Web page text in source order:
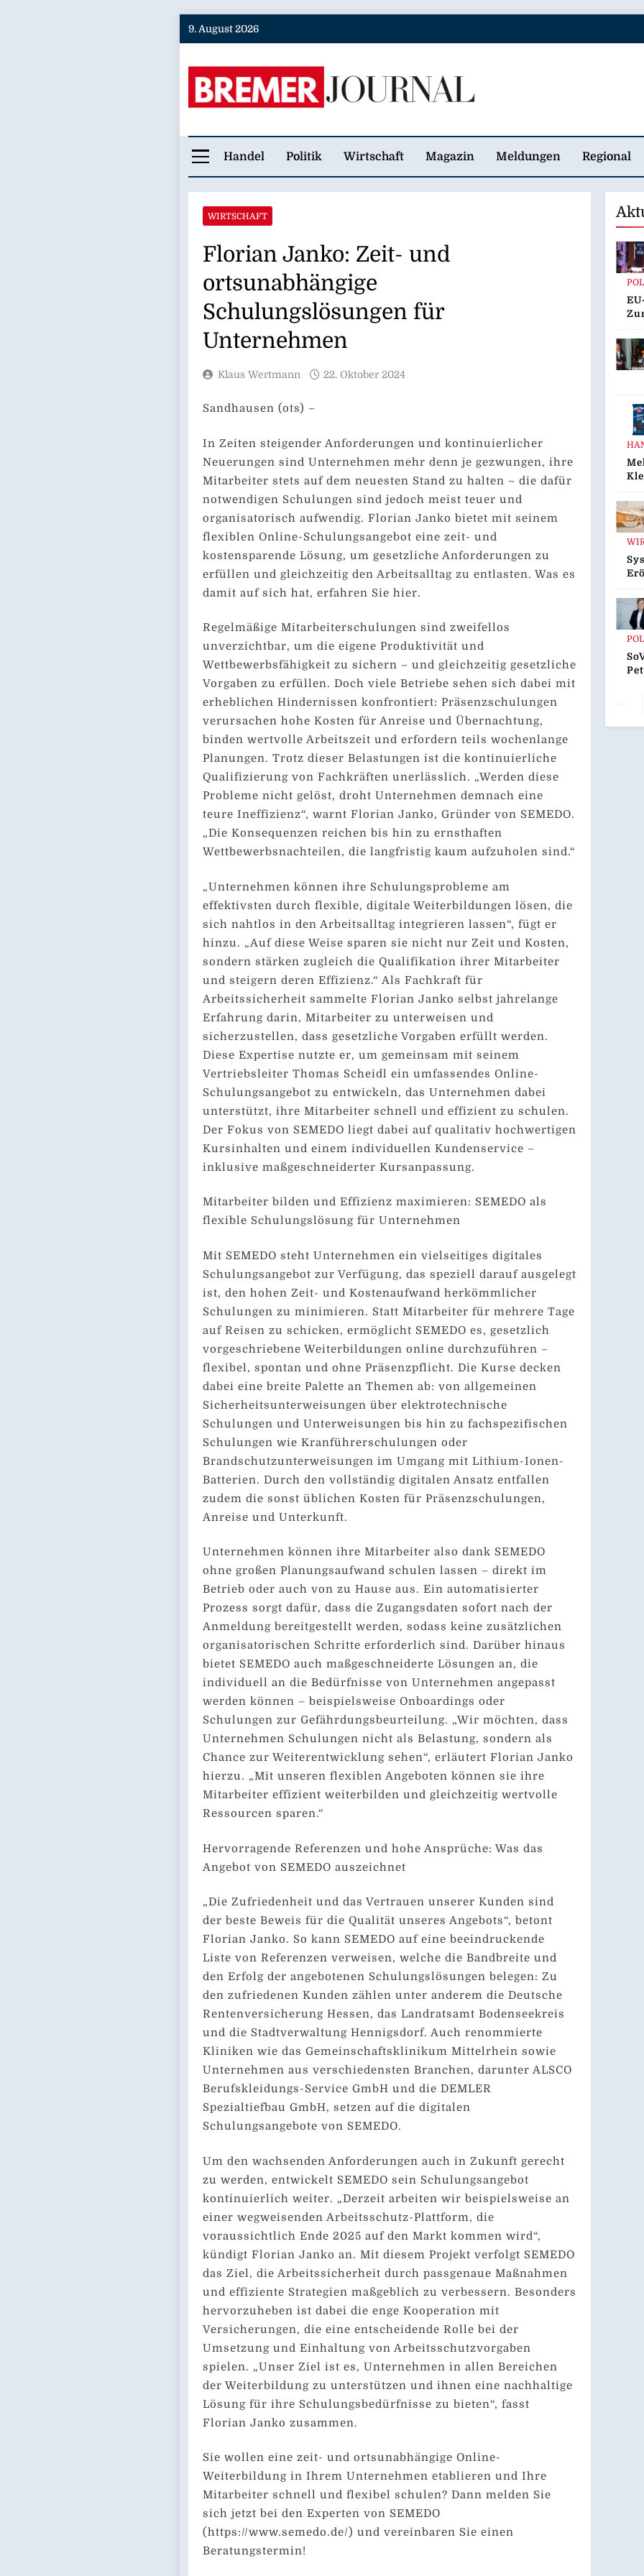
Skip
9. August 2026
Bremer Journal
Handel Politik Wirtschaft Magazin Meldungen Regional
WIRTSCHAFT
Florian Janko: Zeit- und
ortsunabhängige
Schulungslösungen für
Unternehmen
Klaus Wertmann 22. Oktober 2024
Sandhausen (ots) –
In Zeiten steigender Anforderungen und kontinuierlicher
Neuerungen sind Unternehmen mehr denn je gezwungen, ihre
Mitarbeiter stets auf dem neuesten Stand zu halten – die dafür
notwendigen Schulungen sind jedoch meist teuer und
organisatorisch aufwendig. Florian Janko bietet mit seinem
flexiblen Online-Schulungsangebot eine zeit- und
kostensparende Lösung, um gesetzliche Anforderungen zu
erfüllen und gleichzeitig den Arbeitsalltag zu entlasten. Was es
damit auf sich hat, erfahren Sie hier.
Regelmäßige Mitarbeiterschulungen sind zweifellos
unverzichtbar, um die eigene Produktivität und
Wettbewerbsfähigkeit zu sichern – und gleichzeitig gesetzliche
Vorgaben zu erfüllen. Doch viele Betriebe sehen sich dabei mit
erheblichen Hindernissen konfrontiert: Präsenzschulungen
verursachen hohe Kosten für Anreise und Übernachtung,
binden wertvolle Arbeitszeit und erfordern teils wochenlange
Planungen. Trotz dieser Belastungen ist die kontinuierliche
Qualifizierung von Fachkräften unerlässlich. „Werden diese
Probleme nicht gelöst, droht Unternehmen demnach eine
teure Ineffizienz“, warnt Florian Janko, Gründer von SEMEDO.
„Die Konsequenzen reichen bis hin zu ernsthaften
Wettbewerbsnachteilen, die langfristig kaum aufzuholen sind.“
„Unternehmen können ihre Schulungsprobleme am
effektivsten durch flexible, digitale Weiterbildungen lösen, die
sich nahtlos in den Arbeitsalltag integrieren lassen“, fügt er
hinzu. „Auf diese Weise sparen sie nicht nur Zeit und Kosten,
sondern stärken zugleich die Qualifikation ihrer Mitarbeiter
und steigern deren Effizienz.“ Als Fachkraft für
Arbeitssicherheit sammelte Florian Janko selbst jahrelange
Erfahrung darin, Mitarbeiter zu unterweisen und
sicherzustellen, dass gesetzliche Vorgaben erfüllt werden.
Diese Expertise nutzte er, um gemeinsam mit seinem
Vertriebsleiter Thomas Scheidl ein umfassendes Online-
Schulungsangebot zu entwickeln, das Unternehmen dabei
unterstützt, ihre Mitarbeiter schnell und effizient zu schulen.
Der Fokus von SEMEDO liegt dabei auf qualitativ hochwertigen
Kursinhalten und einem individuellen Kundenservice –
inklusive maßgeschneiderter Kursanpassung.
Mitarbeiter bilden und Effizienz maximieren: SEMEDO als
flexible Schulungslösung für Unternehmen
Mit SEMEDO steht Unternehmen ein vielseitiges digitales
Schulungsangebot zur Verfügung, das speziell darauf ausgelegt
ist, den hohen Zeit- und Kostenaufwand herkömmlicher
Schulungen zu minimieren. Statt Mitarbeiter für mehrere Tage
auf Reisen zu schicken, ermöglicht SEMEDO es, gesetzlich
vorgeschriebene Weiterbildungen online durchzuführen –
flexibel, spontan und ohne Präsenzpflicht. Die Kurse decken
dabei eine breite Palette an Themen ab: von allgemeinen
Sicherheitsunterweisungen über elektrotechnische
Schulungen und Unterweisungen bis hin zu fachspezifischen
Schulungen wie Kranführerschulungen oder
Brandschutzunterweisungen im Umgang mit Lithium-Ionen-
Batterien. Durch den vollständig digitalen Ansatz entfallen
zudem die sonst üblichen Kosten für Präsenzschulungen,
Anreise und Unterkunft.
Unternehmen können ihre Mitarbeiter also dank SEMEDO
ohne großen Planungsaufwand schulen lassen – direkt im
Betrieb oder auch von zu Hause aus. Ein automatisierter
Prozess sorgt dafür, dass die Zugangsdaten sofort nach der
Anmeldung bereitgestellt werden, sodass keine zusätzlichen
organisatorischen Schritte erforderlich sind. Darüber hinaus
bietet SEMEDO auch maßgeschneiderte Lösungen an, die
individuell an die Bedürfnisse von Unternehmen angepasst
werden können – beispielsweise Onboardings oder
Schulungen zur Gefährdungsbeurteilung. „Wir möchten, dass
Unternehmen Schulungen nicht als Belastung, sondern als
Chance zur Weiterentwicklung sehen“, erläutert Florian Janko
hierzu. „Mit unseren flexiblen Angeboten können sie ihre
Mitarbeiter effizient weiterbilden und gleichzeitig wertvolle
Ressourcen sparen.“
Hervorragende Referenzen und hohe Ansprüche: Was das
Angebot von SEMEDO auszeichnet
„Die Zufriedenheit und das Vertrauen unserer Kunden sind
der beste Beweis für die Qualität unseres Angebots“, betont
Florian Janko. So kann SEMEDO auf eine beeindruckende
Liste von Referenzen verweisen, welche die Bandbreite und
den Erfolg der angebotenen Schulungslösungen belegen: Zu
den zufriedenen Kunden zählen unter anderem die Deutsche
Rentenversicherung Hessen, das Landratsamt Bodenseekreis
und die Stadtverwaltung Hennigsdorf. Auch renommierte
Kliniken wie das Gemeinschaftsklinikum Mittelrhein sowie
Unternehmen aus verschiedensten Branchen, darunter ALSCO
Berufskleidungs-Service GmbH und die DEMLER
Spezialtiefbau GmbH, setzen auf die digitalen
Schulungsangebote von SEMEDO.
Um den wachsenden Anforderungen auch in Zukunft gerecht
zu werden, entwickelt SEMEDO sein Schulungsangebot
kontinuierlich weiter. „Derzeit arbeiten wir beispielsweise an
einer wegweisenden Arbeitsschutz-Plattform, die
voraussichtlich Ende 2025 auf den Markt kommen wird“,
kündigt Florian Janko an. Mit diesem Projekt verfolgt SEMEDO
das Ziel, die Arbeitssicherheit durch passgenaue Maßnahmen
und effiziente Strategien maßgeblich zu verbessern. Besonders
hervorzuheben ist dabei die enge Kooperation mit
Versicherungen, die eine entscheidende Rolle bei der
Umsetzung und Einhaltung von Arbeitsschutzvorgaben
spielen. „Unser Ziel ist es, Unternehmen in allen Bereichen
der Weiterbildung zu unterstützen und ihnen eine nachhaltige
Lösung für ihre Schulungsbedürfnisse zu bieten“, fasst
Florian Janko zusammen.
Sie wollen eine zeit- und ortsunabhängige Online-
Weiterbildung in Ihrem Unternehmen etablieren und Ihre
Mitarbeiter schnell und flexibel schulen? Dann melden Sie
sich jetzt bei den Experten von SEMEDO
(https://www.semedo.de/) und vereinbaren Sie einen
Beratungstermin!